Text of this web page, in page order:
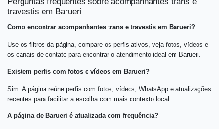
Perguntas frequentes sobre acompanhantes trans e
travestis em Barueri
Como encontrar acompanhantes trans e travestis em Barueri?
Use os filtros da página, compare os perfis ativos, veja fotos, vídeos e
os canais de contato para encontrar o atendimento ideal em Barueri.
Existem perfis com fotos e vídeos em Barueri?
Sim. A página reúne perfis com fotos, vídeos, WhatsApp e atualizações
recentes para facilitar a escolha com mais contexto local.
A página de Barueri é atualizada com frequência?